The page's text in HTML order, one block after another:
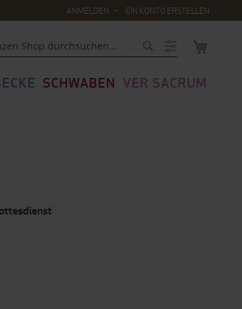
ANMELDEN EIN KONTO ERSTELLEN
SCHWABEN VER SACRUM